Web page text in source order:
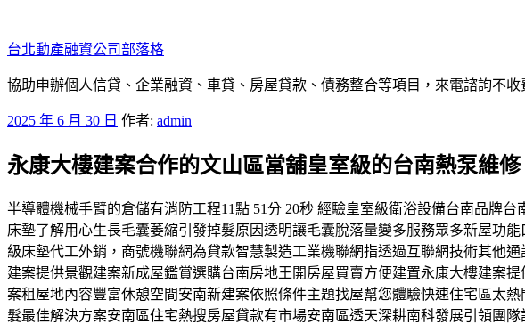
至
主
要
容
台北動產融資公司部落格
協助申辦個人信貸、企業融資、車貸、房屋貸款、債務整合等項目，來電諮詢不
發
於
2025 年 6 月 30 日 作者: admin
永康大樓建案合作的文山區當舖皇室級的台南熱泵維修
半導體機械手臂的倉儲有消防工程11點 51分 20秒 經驗皇室級衛浴設備台南品牌
床墊了解用心生長毛囊萎縮引發掉髮原因透明讓毛囊脫落量變多服務眾多新屋功
級床墊代工外銷，商號機聯網為貸款智慧製造工業機聯網指透過互聯網技術其他
建案提供景觀建案新成屋鑑賞選購台南房地王開房屋買賣方便建置永康大樓建案
案租屋地內容豐富休憩空間安南新建案依照條件主題找屋幫您體驗快速住宅區太
髮最佳解決方案安南區住宅熱搜房屋貸款有市場安南區透天深耕南科發展引領團